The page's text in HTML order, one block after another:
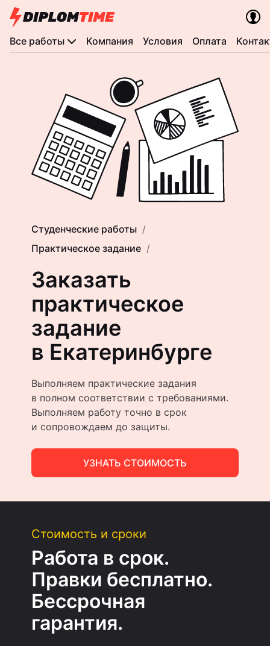
Все работы Компания Условия Оплата
Студенческие работы
Практическое задание
Заказать
практическое
задание
в Екатеринбурге
Выполняем практические задания
в полном соответствии с требованиями.
Выполняем работу точно в срок
и сопровождаем до защиты.
УЗНАТЬ СТОИМОСТЬ
Стоимость и сроки
Работа в срок.
Правки бесплатно.
Бессрочная
гарантия.